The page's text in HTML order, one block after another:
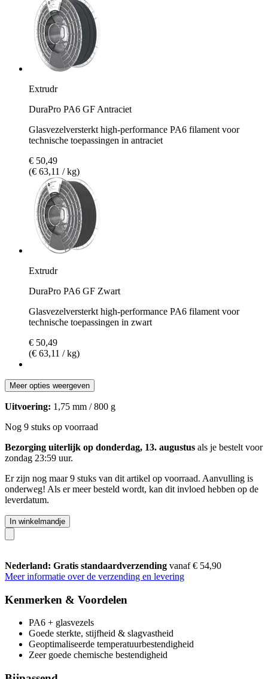
Extrudr
DuraPro PA6 GF Antraciet
Glasvezelversterkt high-performance PA6 filament voor
technische toepassingen in antraciet
€ 50,49
(€ 63,11 / kg)
Extrudr
DuraPro PA6 GF Zwart
Glasvezelversterkt high-performance PA6 filament voor
technische toepassingen in zwart
€ 50,49
(€ 63,11 / kg)
Meer opties weergeven
Uitvoering: 1,75 mm / 800 g
Nog 9 stuks op voorraad
Bezorging uiterlijk op donderdag, 13. augustus als je bestelt voor
zondag 23:59 uur.
Er zijn nog maar 9 stuks van dit artikel op voorraad. Aanvulling is
onderweg! Als er meer besteld wordt, kan dit invloed hebben op de
leverdatum.
In winkelmandje
Nederland: Gratis standaardverzending vanaf € 54,90
Meer informatie over de verzending en levering
Kenmerken & Voordelen
PA6 + glasvezels
Goede sterkte, stijfheid & slagvastheid
Geoptimaliseerde temperatuurbestendigheid
Zeer goede chemische bestendigheid